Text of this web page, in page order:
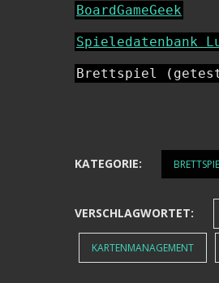
BoardGameGeek
Spieledatenbank
Brettspiel
KATEGORIE:
VERSCHLAGWORTET:
KARTENMANAGEMENT